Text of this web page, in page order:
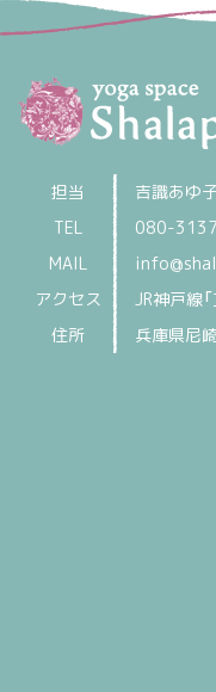
担当
吉識あゆ
TEL
080-
MAIL
アクセス
JR神戸線
住所
兵庫県尼